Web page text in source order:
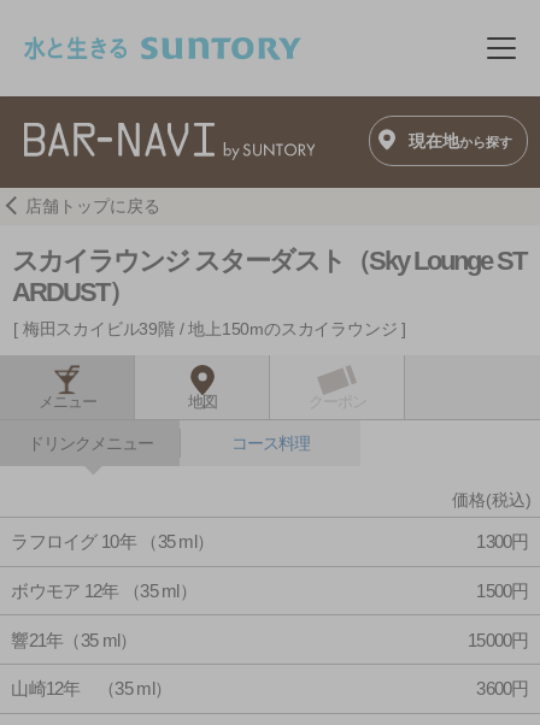
メ
現在地から探す
店舗トップに戻る
スカイラウンジ スターダスト（Sky Lounge ST
ARDUST）
梅田スカイビル39階 / 地上150mのスカイラウンジ
メニュー 地図
ドリンクメニュー コース料理
価格(税込)
ラフロイグ 10年 （35 ml） 1300円
ボウモア 12年 （35 ml） 1500円
響21年（35 ml） 15000円
山崎12年 （35 ml） 3600円